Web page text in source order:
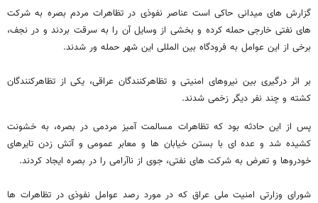
گزارش های میدانی حاکی است عناصر نفوذی در تظاهرات مردم بصره به شرکت
های نفتی خارجی حمله کرده و بخشی از وسایل آن را به سرقت بردند و در نجف،
برخی از این عوامل به فرودگاه بین المللی این شهر حمله ور شدند.
بر اثر درگیری بین نیروهای امنیتی و تظاهرکنندگان عراقی، یکی از تظاهرکنندگان
کشته و چند نفر دیگر زخمی شدند.
پس از این حادثه بود که تظاهرات مسالمت آمیز مردمی در بصره، به خشونت
کشیده شد و عده ای با بستن خیابان ها و معابر عمومی و آتش زدن تایرهای
خودروها و تعرض به شرکت های نفتی، جوی از ناآرامی را در بصره ایجاد کردند.
شورای وزارتی امنیت ملی عراق که در مورد رصد عوامل نفوذی در تظاهرات ها